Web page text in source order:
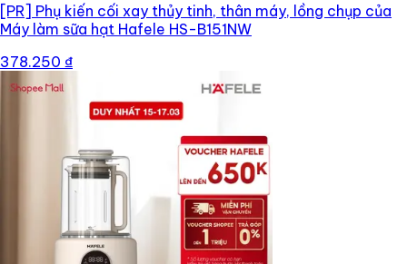
[PR] Phụ kiến cối xay thủy tinh, thân máy, lồng chụp của
Máy làm sữa hạt Hafele HS-B151NW
378.250 ₫